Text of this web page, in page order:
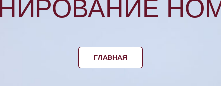
ГЛАВНАЯ